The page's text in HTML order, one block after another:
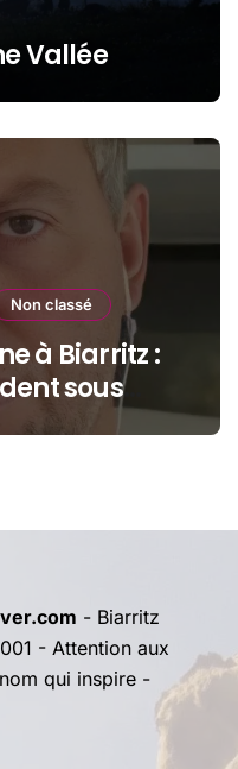
Vallée
Non classé
à Biarritz :
sous
- Biarritz
- Attention aux
qui inspire -